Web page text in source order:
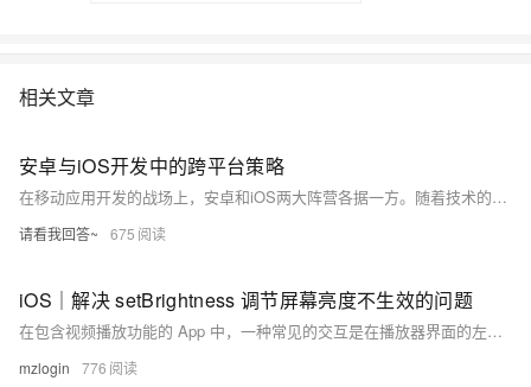
相关文章
安卓与iOS开发中的跨平台策略
在移动应用开发的战场上，安卓和iOS两大阵营各据一方。随着技术的演进，跨平台开发框架成为开发者的新宠，旨在实现一次编码、多平台部署的梦想。本文将探讨跨平台开发的优势与挑战，并分享实用的开发技巧，帮助开发者在安卓和iOS的世界中游刃有余。
请看我回答~ 675
iOS｜解决 setBrightness 调节屏幕亮度不生效的问题
在包含视频播放功能的 App 中，一种常见的交互是在播放器界面的左侧上下滑动调节屏幕亮度，右侧上下滑动调节音量。我们的 iOS App 里也是这样设计的，但最近在测试过程中，发现亮度调节不生效了。
mzlogin 776